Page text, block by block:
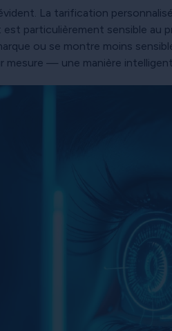
La tarification
particulièrement sensible au
ou se montre moins
mesure — une manière